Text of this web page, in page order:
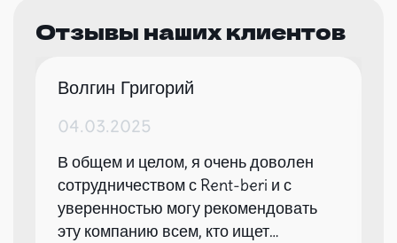
Отзывы наших клиентов
Волгин Григорий
04.03.2025
В общем и целом, я очень доволен
сотрудничеством с Rent-beri и с
уверенностью могу рекомендовать
эту компанию всем, кто ищет